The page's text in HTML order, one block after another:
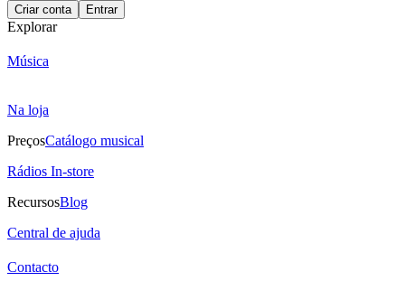
Criar conta Entrar
Explorar
Música
Na loja
PreçosCatálogo musical
Rádios In-store
RecursosBlog
Central de ajuda
Contacto